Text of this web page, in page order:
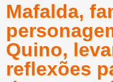
Mafalda,
Quino,
reflexões